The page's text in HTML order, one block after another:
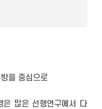
을 중심으로
은 많은 선행연구에서 다